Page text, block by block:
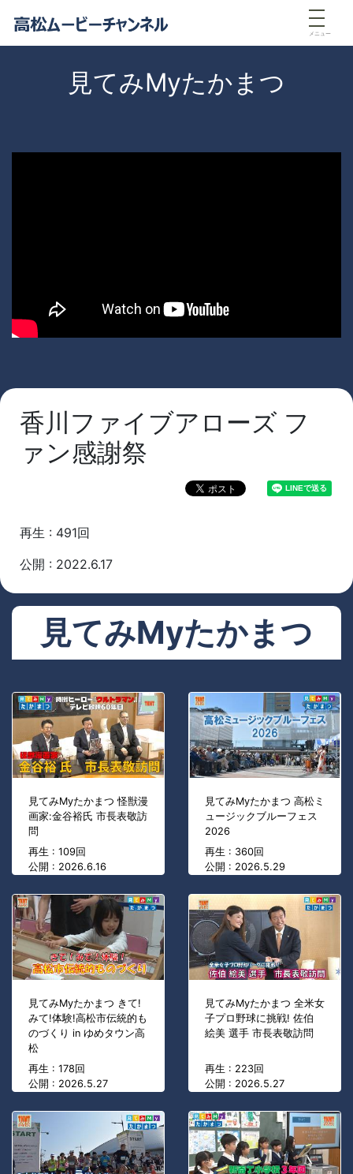
メニュー
見てみMyたかまつ
香川ファイブアローズ フ
ァン感謝祭
再生 : 491回
公開 : 2022.6.17
見てみMyたかまつ
見てみMyたかまつ 怪獣漫
画家:金谷裕氏 市長表敬訪
問
再生 : 109回
公開 : 2026.6.16
見てみMyたかまつ 高松ミ
ュージックブルーフェス
2026
再生 : 360回
公開 : 2026.5.29
見てみMyたかまつ きて!
みて!体験!高松市伝統的も
のづくり in ゆめタウン高
松
再生 : 178回
公開 : 2026.5.27
見てみMyたかまつ 全米女
子プロ野球に挑戦! 佐伯
絵美 選手 市長表敬訪問
再生 : 223回
公開 : 2026.5.27